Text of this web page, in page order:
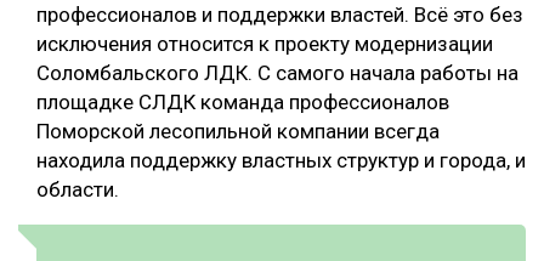
профессионалов и поддержки властей. Всё это без
исключения относится к проекту модернизации
Соломбальского ЛДК. С самого начала работы на
площадке СЛДК команда профессионалов
Поморской лесопильной компании всегда
находила поддержку властных структур и города, и
области.